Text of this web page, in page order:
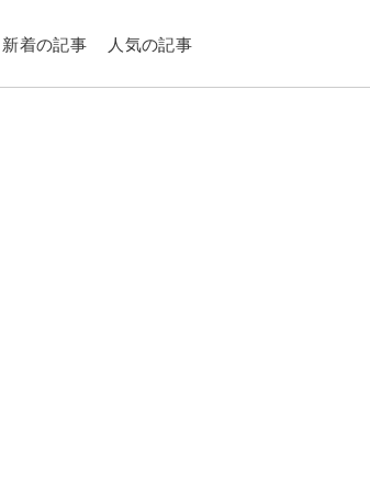
新着の記事 人気の記事